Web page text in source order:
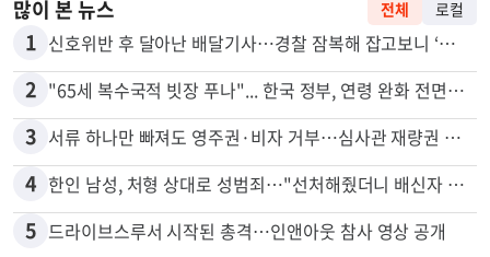
많이 본 뉴스
1 신호위반 후 달아난 배달기사…경찰 잠복해 잡고보니 ‘반전’
2 "65세 복수국적 빗장 푸나"... 한국 정부, 연령 완화 전면 추진
3 서류 하나만 빠져도 영주권·비자 거부…심사관 재량권 대폭 확대
4